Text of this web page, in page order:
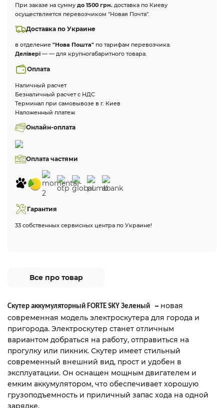
При заказе на сумму до 1500 грн. доставка по Киеву
осуществляется перевозчиком "Новая Почта".
Доставка по Украине
в отделение "Нова Пошта" по тарифам перевозчика.
Делівері — — для крупногабаритного товара.
Оплата
Наличный расчет
Безналичный расчет с НДС
Терминал при самовывозе в г. Киев
Наложенный платеж
Онлайн-оплата
Оплата частями
Гарантия
33 собственных сервисных центра по Украине!
Все про товар
Скутер аккумуляторный FORTE SKY Зеленый – новая
современная модель электроскутера для города и
пригорода. Электроскутер станет отличным
вариантом добраться на работу, отправиться на
прогулку или пикник. Скутер имеет стильный
современный внешний вид, прост и удобен в
эксплуатации. Он оснащен мощным двигателем и
емким аккумулятором, что обеспечивает хорошую
грузоподъемность и приличный запас хода на одной
зарядке.